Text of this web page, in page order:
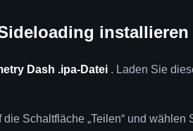
installieren
Dash .ipa-Datei . Laden Sie
Schaltfläche „Teilen“ und wählen